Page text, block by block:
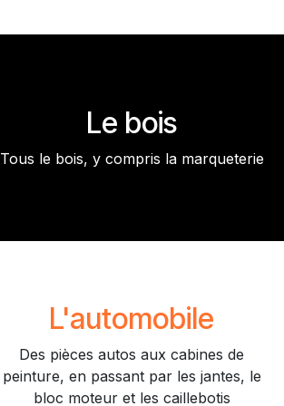
Le bois
Tous le bois, y compris la marqueterie
L'automobile
Des pièces autos aux cabines de
peinture, en passant par les jantes, le
bloc moteur et les caillebotis